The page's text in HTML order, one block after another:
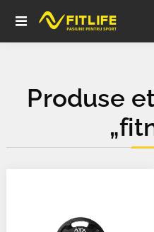
Produse